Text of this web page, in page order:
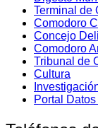
Terminal de
Comodoro
Concejo
Comodoro
Tribunal de
Cultura
Portal